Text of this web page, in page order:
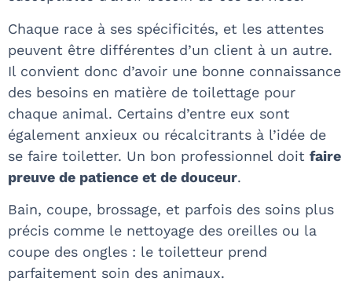
Chaque race à ses spécificités, et les attentes
peuvent être différentes d’un client à un autre.
Il convient donc d’avoir une bonne connaissance
des besoins en matière de toilettage pour
chaque animal. Certains d’entre eux sont
également anxieux ou récalcitrants à l’idée de
se faire toiletter. Un bon professionnel doit faire
preuve de patience et de douceur.
Bain, coupe, brossage, et parfois des soins plus
précis comme le nettoyage des oreilles ou la
coupe des ongles : le toiletteur prend
parfaitement soin des animaux.